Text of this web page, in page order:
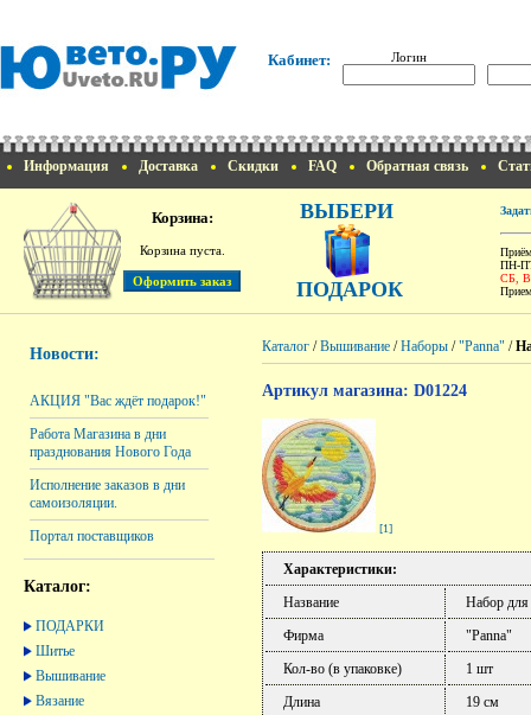
Кабинет: Логин
Информация Доставка Скидки FAQ Обратная связь
Корзина:
Корзина пуста.
ВЫБЕРИ
ПОДАРОК
ПН-
СБ,
Новости:
АКЦИЯ "Вас ждёт подарок!"
Работа Магазина в дни
празднования Нового Года
Исполнение заказов в дни
самоизоляции.
Портал поставщиков
Каталог:
ПОДАРКИ
Шитье
Вышивание
Вязание
Каталог /Вышивание /Наборы /"Panna" /
Артикул магазина: D01224
[1]
Характеристики:
Название
Набор
Фирма
"Panna"
Кол-во (в упаковке)
1 шт
Длина
19 см